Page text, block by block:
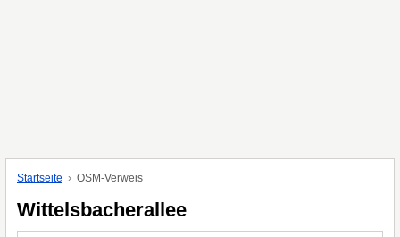
Startseite OSM-Verweis
Wittelsbacherallee